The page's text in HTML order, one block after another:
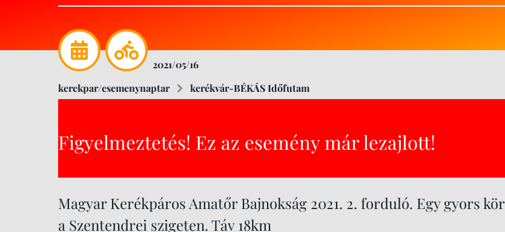
2021/05/16
kerekpar/esemenynaptar
kerékvár-BÉKÁS Időfutam
Figyelmeztetés! Ez az esemény már lezajlott!
Magyar Kerékpáros Amatőr Bajnokság 2021. 2. forduló. Egy gyors kör
a Szentendrei szigeten. Táv 18km